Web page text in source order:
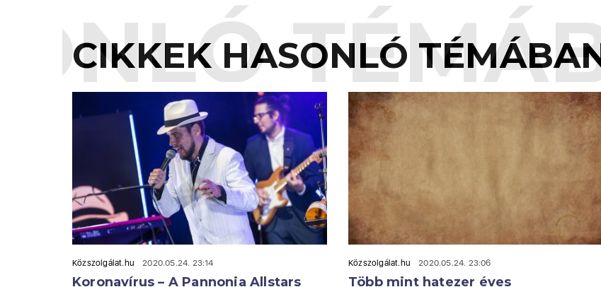
CIKKEK HASONLÓ
Közszolgálat.hu 2020.05.24. 23:14
Koronavírus – A Pannonia Allstars
Közszolgálat.hu 2020.05.24. 23:06
Több mint hatezer éves